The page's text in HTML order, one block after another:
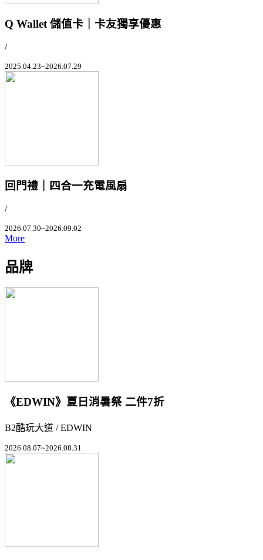
Q Wallet 儲值卡｜卡友獨享優惠
/
2025.04.23~2026.07.29
回門禮｜四合一充電風扇
/
2026.07.30~2026.09.02
More
品牌
《EDWIN》夏日消暑祭 二件7折
B2酷玩大道 / EDWIN
2026.08.07~2026.08.31